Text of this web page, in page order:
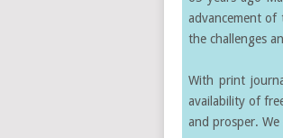
advancement
the challenges
With print
availability of
and prosper.